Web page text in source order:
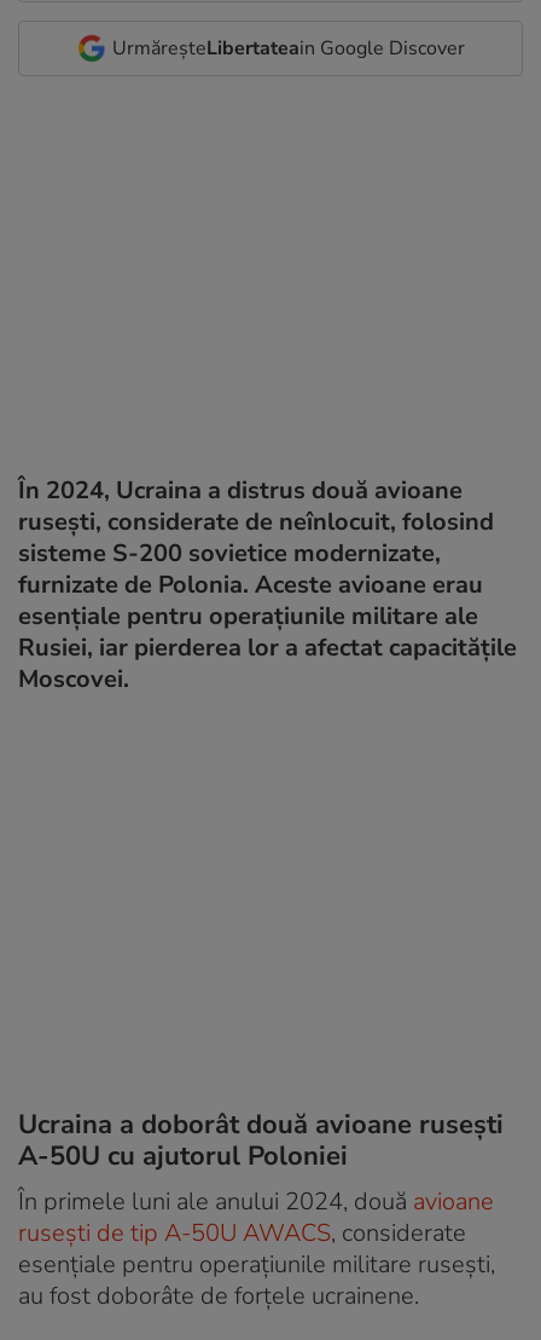
UrmăreșteLibertateain Google Discover
În 2024, Ucraina a distrus două avioane
rusești, considerate de neînlocuit, folosind
sisteme S-200 sovietice modernizate,
furnizate de Polonia. Aceste avioane erau
esențiale pentru operațiunile militare ale
Rusiei, iar pierderea lor a afectat capacitățile
Moscovei.
Ucraina a doborât două avioane rusești
A-50U cu ajutorul Poloniei
În primele luni ale anului 2024, două avioane
rusești de tip A-50U AWACS, considerate
esențiale pentru operațiunile militare rusești,
au fost doborâte de forțele ucrainene.